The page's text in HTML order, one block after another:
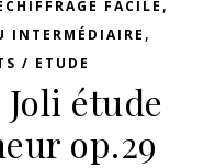
FACILE ,
INTERMÉDIAIRE ,
/ ETUDE
étude
op.29